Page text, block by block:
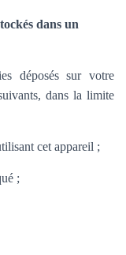
dans un
déposés sur votre
dans la limite
cet appareil ;
;